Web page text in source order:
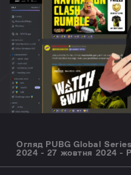
Огляд PUBG Global
2024 - 27 жовтня 2024 -